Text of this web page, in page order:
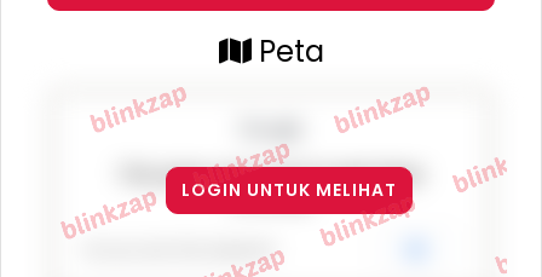
Peta
This page can't load Google Maps
correctly.
Do you own this website?
LOGIN UNTUK MELIHAT